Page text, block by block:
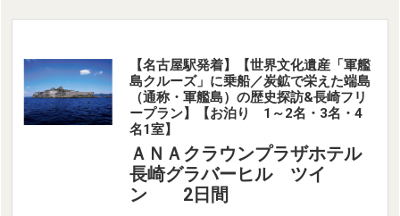
【名古屋駅発着】【世界文化遺産「軍艦
島クルーズ」に乗船／炭鉱で栄えた端島
（通称・軍艦島）の歴史探訪&長崎フリ
ープラン】【お泊り 1～2名・3名・4
名1室】
ＡＮＡクラウンプラザホテル
長崎グラバーヒル ツイ
ン 2日間